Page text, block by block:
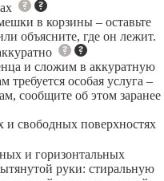
в корзины – оставьте
объясните, где он лежит.
и сложим в аккуратную
требуется особая услуга –
сообщите об этом заранее
свободных поверхностях
и горизонтальных
руки: стиральную